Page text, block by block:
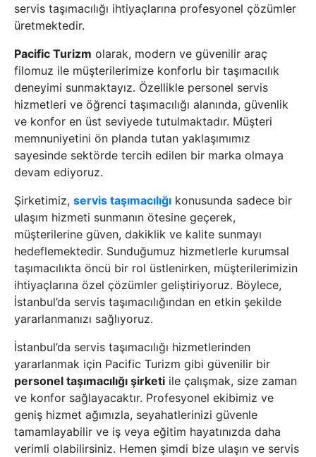
servis taşımacılığı ihtiyaçlarına profesyonel çözümler
üretmektedir.
Pacific Turizm olarak, modern ve güvenilir araç
filomuz ile müşterilerimize konforlu bir taşımacılık
deneyimi sunmaktayız. Özellikle personel servis
hizmetleri ve öğrenci taşımacılığı alanında, güvenlik
ve konfor en üst seviyede tutulmaktadır. Müşteri
memnuniyetini ön planda tutan yaklaşımımız
sayesinde sektörde tercih edilen bir marka olmaya
devam ediyoruz.
Şirketimiz, servis taşımacılığı konusunda sadece bir
ulaşım hizmeti sunmanın ötesine geçerek,
müşterilerine güven, dakiklik ve kalite sunmayı
hedeflemektedir. Sunduğumuz hizmetlerle kurumsal
taşımacılıkta öncü bir rol üstlenirken, müşterilerimizin
ihtiyaçlarına özel çözümler geliştiriyoruz. Böylece,
İstanbul’da servis taşımacılığından en etkin şekilde
yararlanmanızı sağlıyoruz.
İstanbul’da servis taşımacılığı hizmetlerinden
yararlanmak için Pacific Turizm gibi güvenilir bir
personel taşımacılığı şirketi ile çalışmak, size zaman
ve konfor sağlayacaktır. Profesyonel ekibimiz ve
geniş hizmet ağımızla, seyahatlerinizi güvenle
tamamlayabilir ve iş veya eğitim hayatınızda daha
verimli olabilirsiniz. Hemen şimdi bize ulaşın ve servis